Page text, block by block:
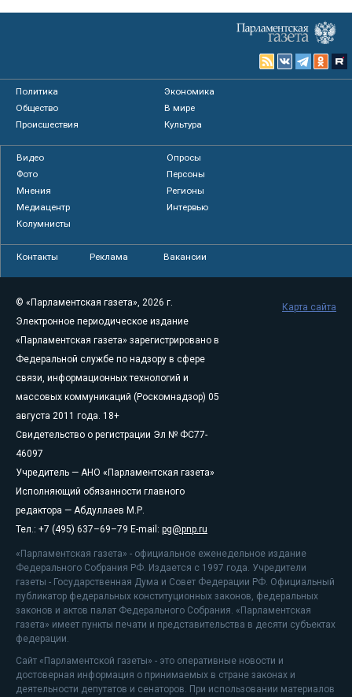
Политика
Экономика
Общество
В мире
Происшествия
Культура
Видео
Опросы
Фото
Персоны
Мнения
Регионы
Медиацентр
Интервью
Колумнисты
Контакты Реклама Вакансии
© «Парламентская газета», 2026 г.
Электронное периодическое издание
«Парламентская газета» зарегистрировано в
Федеральной службе по надзору в сфере
связи, информационных технологий и
массовых коммуникаций (Роскомнадзор) 05
августа 2011 года. 18+
Свидетельство о регистрации Эл № ФС77-
46097
Учредитель — АНО «Парламентская газета»
Исполняющий обязанности главного
редактора — Абдуллаев М.Р.
Тел.: +7 (495) 637–69–79 E-mail: pg@pnp.ru
«Парламентская газета» - официальное еженедельное издание
Федерального Собрания РФ. Издается с 1997 года. Учредители
газеты - Государственная Дума и Совет Федерации РФ. Официальный
публикатор федеральных конституционных законов, федеральных
законов и актов палат Федерального Собрания. «Парламентская
газета» имеет пункты печати и представительства в десяти субъектах
федерации.
Сайт «Парламентской газеты» - это оперативные новости и
достоверная информация о принимаемых в стране законах и
деятельности депутатов и сенаторов. При использовании материалов
Карта сайта